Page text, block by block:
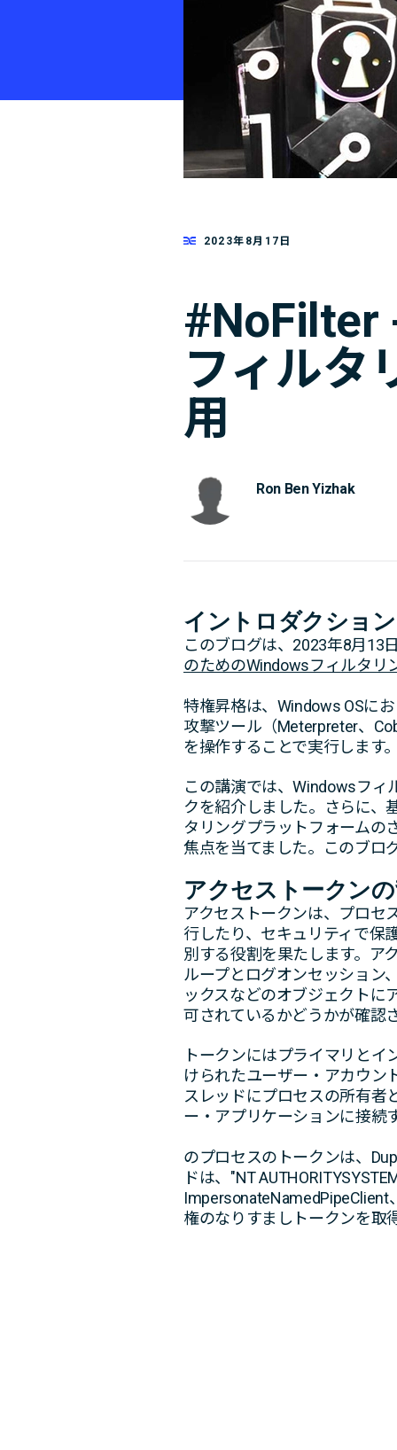
2023年8月17日
#NoFilter
フィルタ
用
Ron Ben Yizhak
イントロダクション
このブログは、 2023年8月 13
のためのWindowsフィルタリ
特権昇格は、 Windows OSに
攻撃ツール（Meterpreter、
を操作することで実行します
この講演では、Windowsフィ
クを紹介しました。さらに、
タリングプラットフォームの
焦点を当てました。このブロ
アクセストークン
アクセストークンは、プロセ
行したり、セキュリティで保
別する役割を果たします。ア
ループとログオンセッション
ックスなどのオブジェクトに
可されているかどうかが確認
トークンにはプライマリと
けられたユーザー・アカウン
スレッドにプロセスの所有者
ー・アプリケーションに接続
のプロセスのトークンは、
ドは、"NT
権のなりすましトークンを取